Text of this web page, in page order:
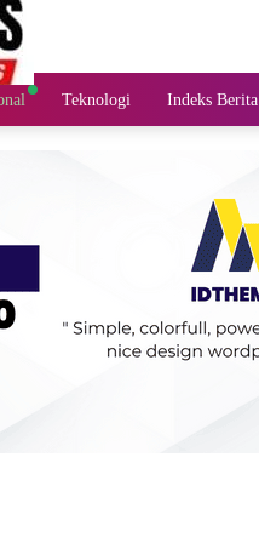
Teknologi Indeks Berita